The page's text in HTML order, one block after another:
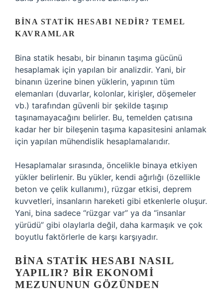
BINA STATIK HESABI NEDIR? TEMEL
KAVRAMLAR
Bina statik hesabı, bir binanın taşıma gücünü
hesaplamak için yapılan bir analizdir. Yani, bir
binanın üzerine binen yüklerin, yapının tüm
elemanları (duvarlar, kolonlar, kirişler, döşemeler
vb.) tarafından güvenli bir şekilde taşınıp
taşınamayacağını belirler. Bu, temelden çatısına
kadar her bir bileşenin taşıma kapasitesini anlamak
için yapılan mühendislik hesaplamalarıdır.
Hesaplamalar sırasında, öncelikle binaya etkiyen
yükler belirlenir. Bu yükler, kendi ağırlığı (özellikle
beton ve çelik kullanımı), rüzgar etkisi, deprem
kuvvetleri, insanların hareketi gibi etkenlerle oluşur.
Yani, bina sadece “rüzgar var” ya da “insanlar
yürüdü” gibi olaylarla değil, daha karmaşık ve çok
boyutlu faktörlerle de karşı karşıyadır.
BINA STATIK HESABI NASIL
YAPILIR? BIR EKONOMI
MEZUNUNUN GÖZÜNDEN